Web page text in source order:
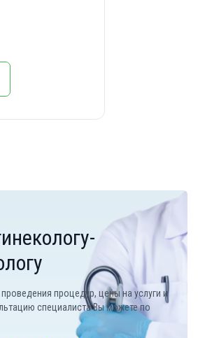
процедур, цены на услуги и
специалиста Вы можете по